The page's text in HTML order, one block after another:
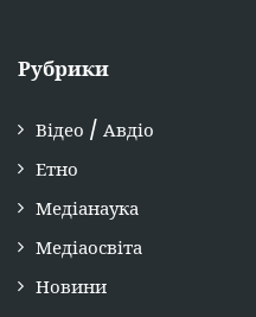
Рубрики
Відео / Авдіо
Етно
Медіанаука
Медіаосвіта
Новини